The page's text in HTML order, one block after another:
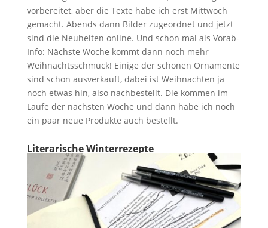
vorbereitet, aber die Texte habe ich erst Mittwoch
gemacht. Abends dann Bilder zugeordnet und jetzt
sind die Neuheiten online. Und schon mal als Vorab-
Info: Nächste Woche kommt dann noch mehr
Weihnachtsschmuck! Einige der schönen Ornamente
sind schon ausverkauft, dabei ist Weihnachten ja
noch etwas hin, also nachbestellt. Die kommen im
Laufe der nächsten Woche und dann habe ich noch
ein paar neue Produkte auch bestellt.
Literarische Winterrezepte